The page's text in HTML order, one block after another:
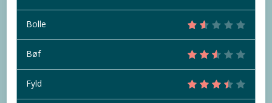
Bolle
Bøf
Fyld